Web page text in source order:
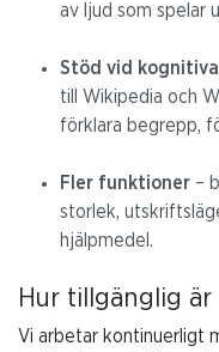
av ljud som spelar
Stöd vid
till Wikipedia och
förklara begrepp,
Fler funktioner –
storlek,
hjälpmedel.
Hur tillgänglig är
Vi arbetar kontinuerligt